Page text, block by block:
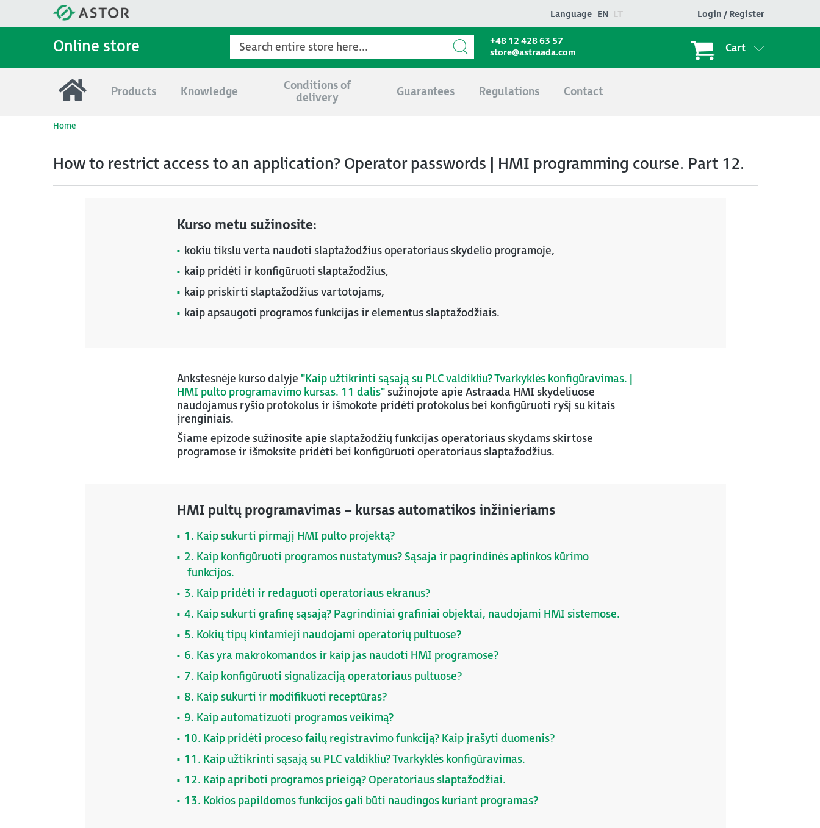
Language EN LT Login / Register
Online store
+48 12 428 63 57
store@astraada.com
Cart
Products Knowledge
Conditions of
delivery
Guarantees Regulations Contact
Home
How to restrict access to an application? Operator passwords | HMI programming course. Part 12.
Kurso metu sužinosite:
kokiu tikslu verta naudoti slaptažodžius operatoriaus skydelio programoje,
kaip pridėti ir konfigūruoti slaptažodžius,
kaip priskirti slaptažodžius vartotojams,
kaip apsaugoti programos funkcijas ir elementus slaptažodžiais.
Ankstesnėje kurso dalyje "Kaip užtikrinti sąsają su PLC valdikliu? Tvarkyklės konfigūravimas. |
HMI pulto programavimo kursas. 11 dalis"sužinojote apie Astraada HMI skydeliuose
naudojamus ryšio protokolus ir išmokote pridėti protokolus bei konfigūruoti ryšį su kitais
įrenginiais.
Šiame epizode sužinosite apie slaptažodžių funkcijas operatoriaus skydams skirtose
programose ir išmoksite pridėti bei konfigūruoti operatoriaus slaptažodžius.
HMI pultų programavimas – kursas automatikos inžinieriams
1. Kaip sukurti pirmąjį HMI pulto projektą?
2. Kaip konfigūruoti programos nustatymus? Sąsaja ir pagrindinės aplinkos kūrimo
funkcijos.
3. Kaip pridėti ir redaguoti operatoriaus ekranus?
4. Kaip sukurti grafinę sąsają? Pagrindiniai grafiniai objektai, naudojami HMI sistemose.
5. Kokių tipų kintamieji naudojami operatorių pultuose?
6. Kas yra makrokomandos ir kaip jas naudoti HMI programose?
7. Kaip konfigūruoti signalizaciją operatoriaus pultuose?
8. Kaip sukurti ir modifikuoti receptūras?
9. Kaip automatizuoti programos veikimą?
10. Kaip pridėti proceso failų registravimo funkciją? Kaip įrašyti duomenis?
11. Kaip užtikrinti sąsają su PLC valdikliu? Tvarkyklės konfigūravimas.
12. Kaip apriboti programos prieigą? Operatoriaus slaptažodžiai.
13. Kokios papildomos funkcijos gali būti naudingos kuriant programas?